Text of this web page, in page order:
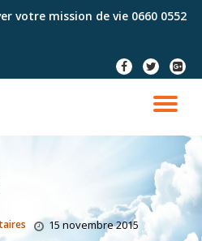
votre mission de vie 0660 0552
fa-
facebook
fa-
twitter
fa-
plus-
LA
15 novembre 2015